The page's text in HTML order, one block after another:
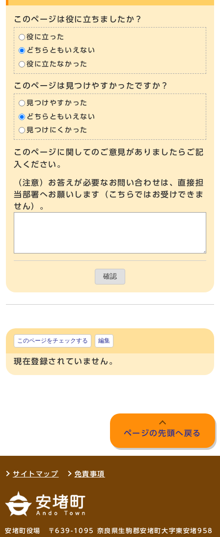
このページは役に立ちましたか？
役に立った
どちらともいえない
役に立たなかった
このページは見つけやすかったですか？
見つけやすかった
どちらともいえない
見つけにくかった
このページに関してのご意見がありましたらご記
入ください。
（注意）お答えが必要なお問い合わせは、直接担
当部署へお願いします（こちらではお受けできま
せん）。
確認
このページをチェックする 編集
現在登録されていません。
ページの先頭へ戻る
サイトマップ 免責事項
安堵町役場 〒639-1095 奈良県生駒郡安堵町大字東安堵958